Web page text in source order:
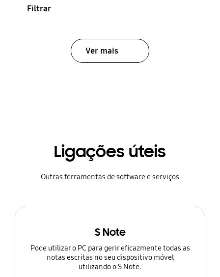
Filtrar
Ver mais
Ligações úteis
Outras ferramentas de software e serviços
S Note
Pode utilizar o PC para gerir eficazmente todas as
notas escritas no seu dispositivo móvel
utilizando o S Note.